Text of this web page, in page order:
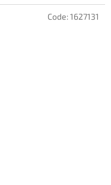
Code:1627131